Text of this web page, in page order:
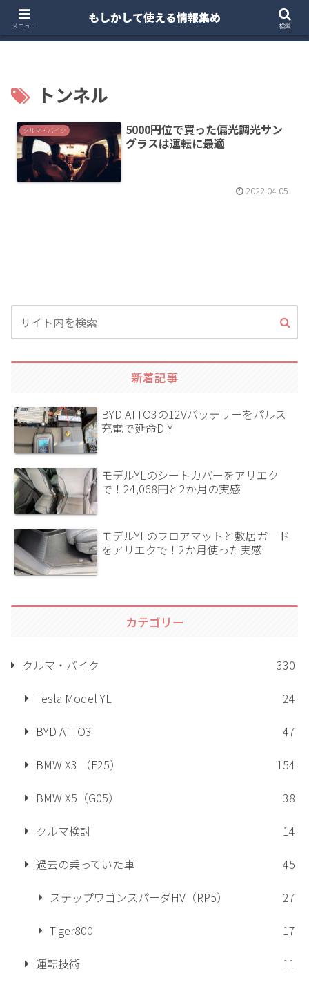
ホーム 注文住宅
トンネル
クルマ・バイク
5000円位で買った偏光調光サン
グラスは運転に最適
2022.04.05
新着記事
BYD ATTO3の12Vバッテリーをパルス
充電で延命DIY
モデルYLのシートカバーをアリエク
で！24,068円と2か月の実感
モデルYLのフロアマットと敷居ガード
をアリエクで！2か月使った実感
カテゴリー
クルマ・バイク
330
Tesla Model YL
24
BYD ATTO3
47
BMW X3 （F25）
154
BMW X5（G05）
38
クルマ検討
14
過去の乗っていた車
45
ステップワゴンスパーダHV（RP5）
27
Tiger800
17
運転技術
11
メニュー
もしかして使える情報集め
検索